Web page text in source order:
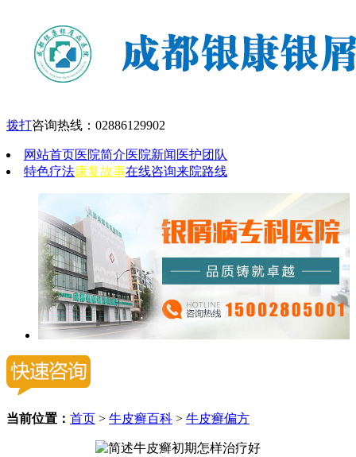
拨打咨询热线： 02886129902
网站首页医院简介医院新闻 医护团队
特色疗法康复故事在线咨询来院路线
当前位置： 首页 > 牛皮癣百科 > 牛皮癣偏方